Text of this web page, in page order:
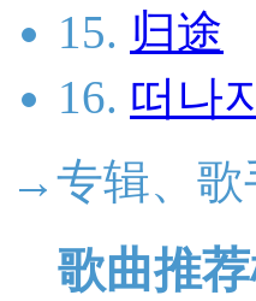
15. 归途
16. 떠나
→专辑、
歌曲推